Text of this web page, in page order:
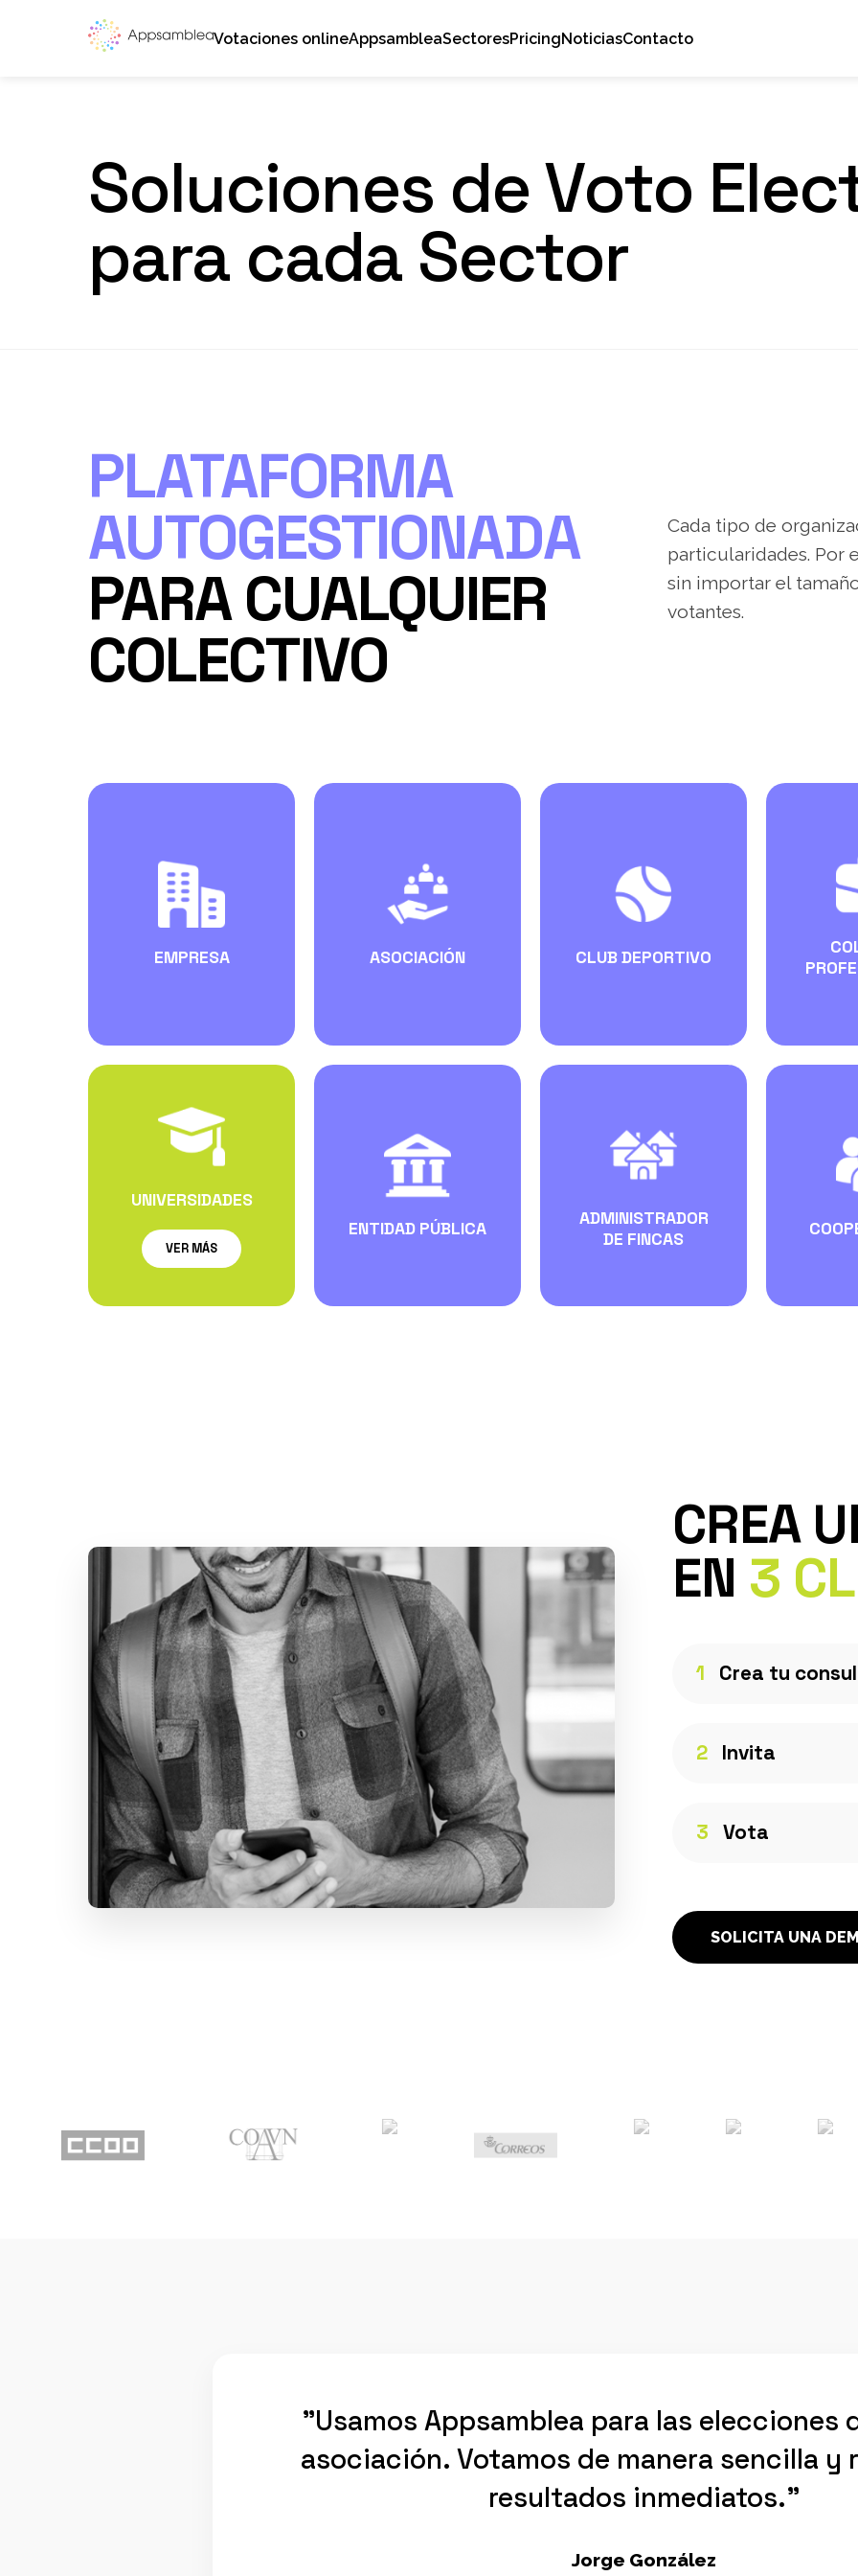
Votaciones onlineAppsambleaSectoresPricingNoticiasContacto
Soluciones de Voto
para cada Sector
PLATAFORMA
AUTOGESTIONADA
PARA CUALQUIER
COLECTIVO
Cada tipo de
particularidades. Por
sin importar el
votantes.
EMPRESA ASOCIACIÓN CLUB DEPORTIVO
UNIVERSIDADES
VER MÁS
ENTIDAD PÚBLICA
ADMINISTRADOR
DE FINCAS
CREA
EN 3
1 Crea tu
2 Invita
3 Vota
SOLICITA UNA
"Usamos Appsamblea para las elecciones
asociación. Votamos de manera sencilla y
resultados inmediatos."
Jorge González